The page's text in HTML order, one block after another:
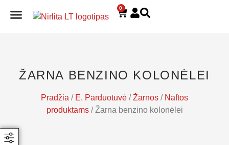
0
ŽARNA BENZINO KOLONĖLEI
Pradžia / E. Parduotuvė /Žarnos / Naftos
produktams/ Žarna benzino kolonėlei